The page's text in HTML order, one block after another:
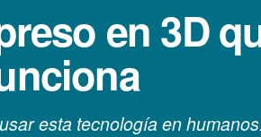
en 3D
esta tecnología en humanos.